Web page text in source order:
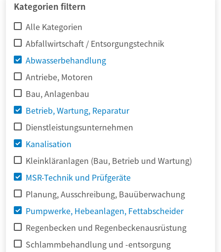
Kategorien filtern
Alle Kategorien
Abfallwirtschaft / Entsorgungstechnik
Abwasserbehandlung
Antriebe, Motoren
Bau, Anlagenbau
Betrieb, Wartung, Reparatur
Dienstleistungsunternehmen
Kanalisation
Kleinkläranlagen (Bau, Betrieb und Wartung)
MSR-Technik und Prüfgeräte
Planung, Ausschreibung, Bauüberwachung
Pumpwerke, Hebeanlagen, Fettabscheider
Regenbecken und Regenbeckenausrüstung
Schlammbehandlung und -entsorgung